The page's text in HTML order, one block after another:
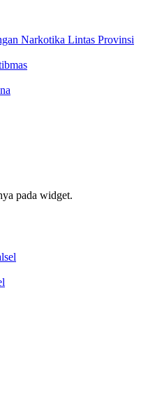
Narkotika Lintas Provinsi
pada widget.